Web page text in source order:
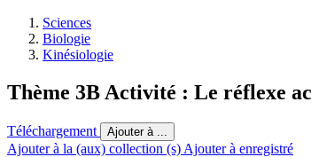
Sciences
Biologie
Kinésiologie
Thème 3B Activité : Le réflexe
Téléchargement Ajouter à ...
Ajouter à la (aux) collection (s) Ajouter à enregistré